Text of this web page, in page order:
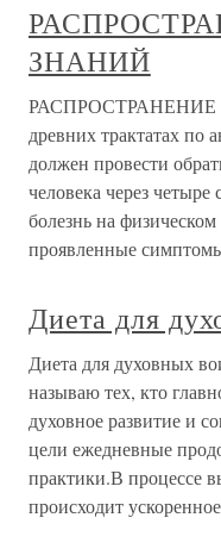
ЗНАНИЙ
древних трактатах по
должен провести
человека через
болезнь на
проявленные
Диета для
Диета для духовных
называю тех, кто
духовное развитие и
цели ежедневные
практики.В процессе
происходит